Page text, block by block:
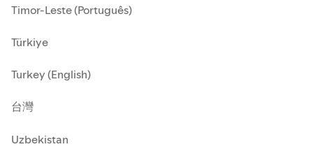
Timor-Leste (Português)
Türkiye
Turkey (English)
台灣
Uzbekistan